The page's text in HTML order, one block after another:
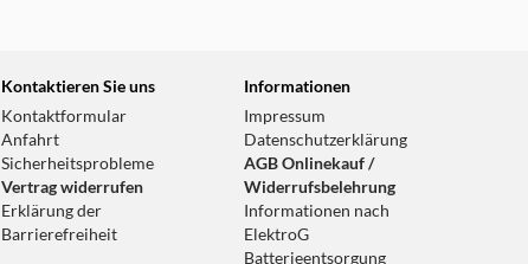
Kontaktieren Sie uns
Kontaktformular
Anfahrt
Sicherheitsprobleme
Vertrag widerrufen
Erklärung der
Barrierefreiheit
Informationen
Impressum
Datenschutzerklärung
AGB Onlinekauf /
Widerrufsbelehrung
Informationen nach
ElektroG
Batterieentsorgung